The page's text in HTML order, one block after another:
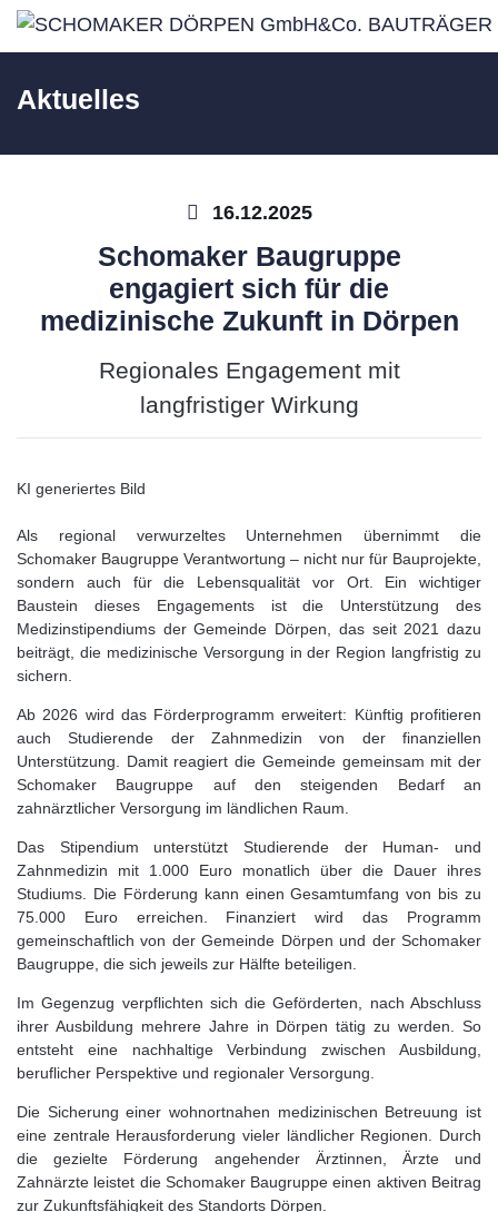
Aktuelles
16.12.2025
Schomaker Baugruppe
engagiert sich für die
medizinische Zukunft in Dörpen
Regionales Engagement mit
langfristiger Wirkung
Als regional verwurzeltes Unternehmen übernimmt die
Schomaker Baugruppe Verantwortung – nicht nur für Bauprojekte,
sondern auch für die Lebensqualität vor Ort. Ein wichtiger
Baustein dieses Engagements ist die Unterstützung des
Medizinstipendiums der Gemeinde Dörpen, das seit 2021 dazu
beiträgt, die medizinische Versorgung in der Region langfristig zu
sichern.
Ab 2026 wird das Förderprogramm erweitert: Künftig profitieren
auch Studierende der Zahnmedizin von der finanziellen
Unterstützung. Damit reagiert die Gemeinde gemeinsam mit der
Schomaker Baugruppe auf den steigenden Bedarf an
zahnärztlicher Versorgung im ländlichen Raum.
Das Stipendium unterstützt Studierende der Human- und
Zahnmedizin mit 1.000 Euro monatlich über die Dauer ihres
Studiums. Die Förderung kann einen Gesamtumfang von bis zu
75.000 Euro erreichen. Finanziert wird das Programm
gemeinschaftlich von der Gemeinde Dörpen und der Schomaker
Baugruppe, die sich jeweils zur Hälfte beteiligen.
Im Gegenzug verpflichten sich die Geförderten, nach Abschluss
ihrer Ausbildung mehrere Jahre in Dörpen tätig zu werden. So
entsteht eine nachhaltige Verbindung zwischen Ausbildung,
beruflicher Perspektive und regionaler Versorgung.
Die Sicherung einer wohnortnahen medizinischen Betreuung ist
eine zentrale Herausforderung vieler ländlicher Regionen. Durch
die gezielte Förderung angehender Ärztinnen, Ärzte und
Zahnärzte leistet die Schomaker Baugruppe einen aktiven Beitrag
zur Zukunftsfähigkeit des Standorts Dörpen.
KI generiertes Bild